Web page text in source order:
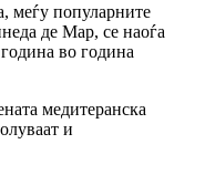
меѓу популарните
де Мар, се наоѓа
во година
медитеранска
и